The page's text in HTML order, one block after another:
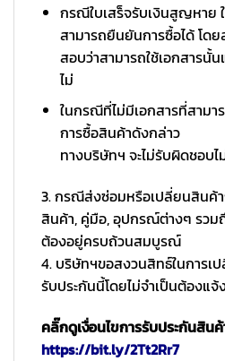
กรณีใบเสร็จรับเงินสูญหาย
สามารถยืนยันการซื้อได้ โด
สอบว่าสามารถใช้เอกสารนั้
ไม่
ในกรณีที่ไม่มีเอกสารที่สาม
การซื้อสินค้าดังกล่าว
ทางบริษัทฯ จะไม่รับผิดชอบ
3. กรณีส่งซ่อมหรือเปลี่ยนสินค้
สินค้า, คู่มือ, อุปกรณ์ต่างๆ รว
ต้องอยู่ครบถ้วนสมบูรณ์
4. บริษัทฯขอสงวนสิทธ์ในการเ
รับประกันนี้โดยไม่จำเป็นต้องแจ้
คลิ๊กดูเงื่อนไขการรับประกันสิน
https://bit.ly/2Tt2Rr7